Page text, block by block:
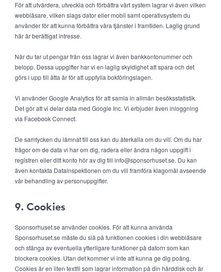
För att utvärdera, utveckla och förbättra vårt system lagrar vi även vilken
webbläsare, vilken slags dator eller mobil samt operativsystem du
använder för att kunna förbättra våra tjänster i framtiden. Laglig grund
här är berättigat intresse.
När du tar ut pengar från oss lagrar vi även bankkontonummer och
belopp. Dessa uppgifter har vi en laglig skyldighet att spara och det
görs i upp till åtta år för att uppfylla bokföringslagen.
Vi använder Google Analytics för att samla in allmän besöksstatistik.
Det gör att vi delar data med Google Inc. Vi erbjuder även inloggning
via Facebook Connect.
De samtycken du lämnat till oss kan du återkalla om du vill. Om du har
frågor om de data vi har om dig, radera eller ändra någon uppgift i
registren eller ditt konto hör av dig till info@sponsorhuset.se. Du kan
även kontakta Datainspektionen om du vill framföra klagomål avseende
vår behandling av personuppgifter.
9. Cookies
Sponsorhuset.se använder cookies. För att kunna använda
Sponsorhuset.se måste du slå på funktionen cookies i din webbläsare
och stänga av eventuella ytterligare funktioner på datorn som kan
blockera cookies. Utan det kommer vi inte att kunna ge dig poäng.
Cookies är en liten textfil som lagrar information på din hårddisk och är